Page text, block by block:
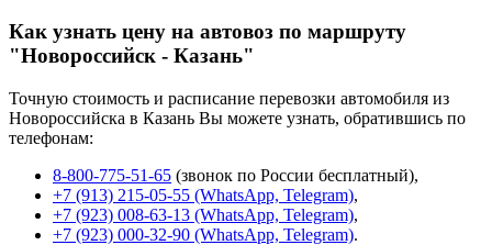
Как узнать цену на автовоз по маршруту
"Новороссийск - Казань"
Точную стоимость и расписание перевозки автомобиля из
Новороссийска в Казань Вы можете узнать, обратившись по
телефонам:
8-800-775-51-65 (звонок по России бесплатный),
+7 (913) 215-05-55 (WhatsApp, Telegram),
+7 (923) 008-63-13 (WhatsApp, Telegram),
+7 (923) 000-32-90 (WhatsApp, Telegram).